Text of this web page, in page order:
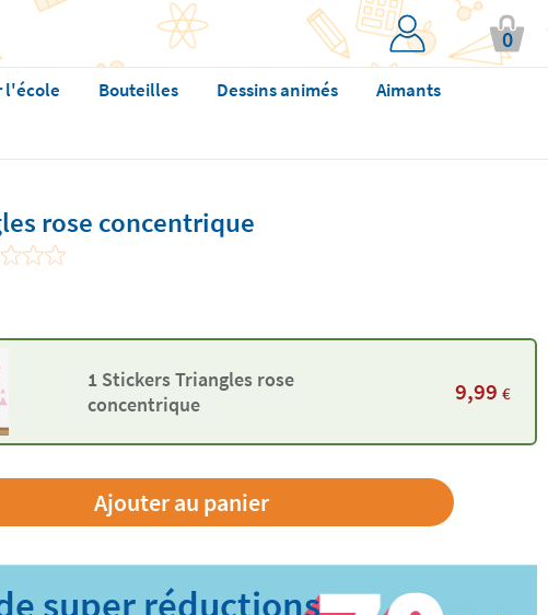
0
l'école Bouteilles Dessins animés
Aimants
rose concentrique
1 Stickers Triangles rose
concentrique
9,99 €